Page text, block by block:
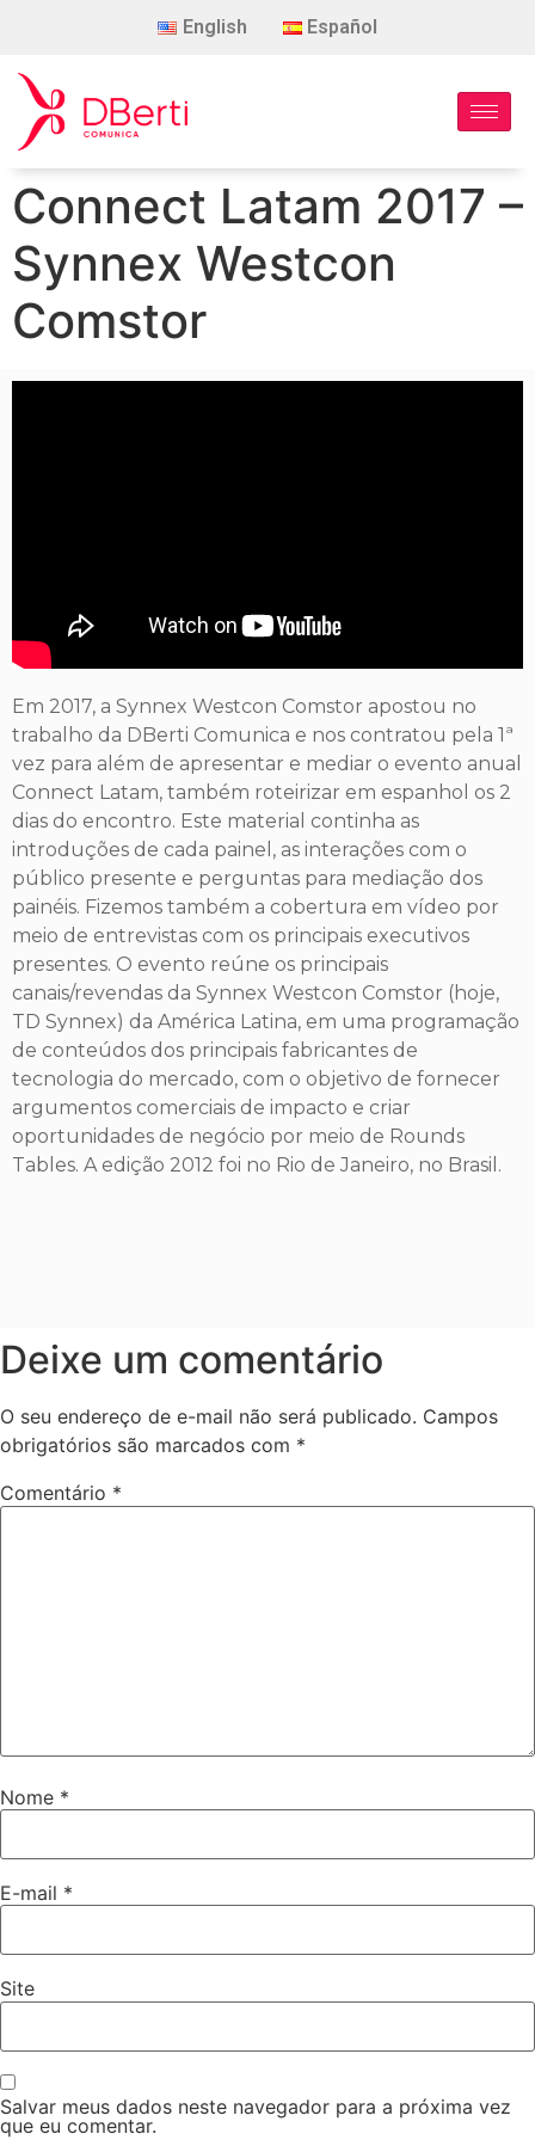
English Español
Connect Latam 2017 –
Synnex Westcon
Comstor
Em 2017, a Synnex Westcon Comstor apostou no
trabalho da DBerti Comunica e nos contratou pela 1ª
vez para além de apresentar e mediar o evento anual
Connect Latam, também roteirizar em espanhol os 2
dias do encontro. Este material continha as
introduções de cada painel, as interações com o
público presente e perguntas para mediação dos
painéis. Fizemos também a cobertura em vídeo por
meio de entrevistas com os principais executivos
presentes. O evento reúne os principais
canais/revendas da Synnex Westcon Comstor (hoje,
TD Synnex) da América Latina, em uma programação
de conteúdos dos principais fabricantes de
tecnologia do mercado, com o objetivo de fornecer
argumentos comerciais de impacto e criar
oportunidades de negócio por meio de Rounds
Tables. A edição 2012 foi no Rio de Janeiro, no Brasil.
Deixe um comentário
O seu endereço de e-mail não será publicado. Campos
obrigatórios são marcados com *
Comentário *
Nome *
E-mail *
Site
Salvar meus dados neste navegador para a próxima vez
que eu comentar.